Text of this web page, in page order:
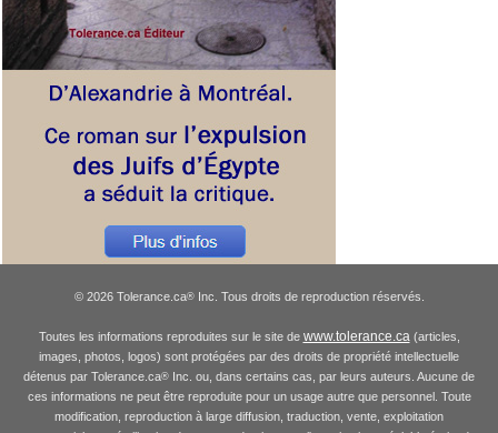
© 2026 Tolerance.ca®Inc. Tous droits de reproduction réservés.
Toutes les informations reproduites sur le site de www.tolerance.ca(articles,
images, photos, logos) sont protégées par des droits de propriété intellectuelle
détenus par Tolerance.ca® Inc. ou, dans certains cas, par leurs auteurs. Aucune de
ces informations ne peut être reproduite pour un usage autre que personnel. Toute
modification, reproduction à large diffusion, traduction, vente, exploitation